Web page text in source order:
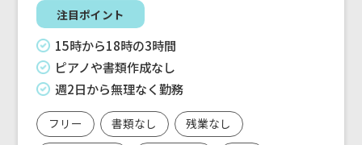
注目ポイント
15時から18時の3時間
ピアノや書類作成なし
週2日から無理なく勤務
フリー 書類なし
残業なし